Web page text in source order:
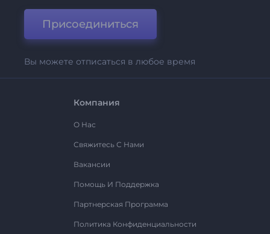
Присоединиться
Вы можете отписаться в любое время
Компания
О Нас
Свяжитесь С Нами
Вакансии
Помощь И Поддержка
Партнерская Программа
Политика Конфиденциальности